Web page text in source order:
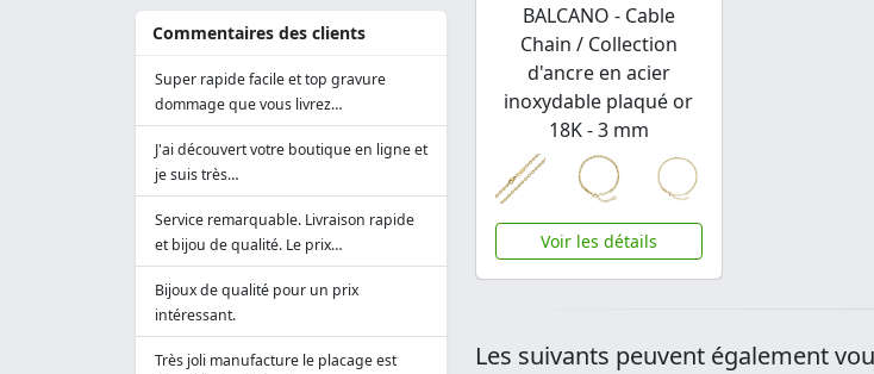
Commentaires des clients
Super rapide facile et top gravure
dommage que vous livrez…
J'ai découvert votre boutique en ligne et
je suis très…
Service remarquable. Livraison rapide
et bijou de qualité. Le prix…
Bijoux de qualité pour un prix
intéressant.
Très joli manufacture le placage est
BALCANO - Cable
Chain / Collection
d'ancre en acier
inoxydable plaqué or
18K - 3 mm
Voir les détails
Les suivants peuvent également